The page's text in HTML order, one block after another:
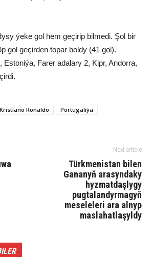
ýeke gol hem geçirip bilmedi. Şol bir
gol geçirden topar boldy (41 gol).
Estoniýa, Farer adalary 2, Kipr, Andorra,
Kristiano Ronaldo
Portugaliýa
Next article
Türkmenistan bilen
Gananyň arasyndaky
hyzmatdaşlygy
pugtalandyrmagyň
meseleleri ara alnyp
maslahatlaşyldy